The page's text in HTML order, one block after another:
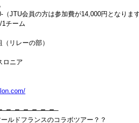
（JTU会員の方は参加費が14,000円となりま
ーム
リレーの部）
ロニア
ルドフランスのコラボツアー？？